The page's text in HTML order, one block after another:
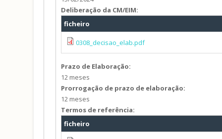
Deliberação da CM/EIM:
ficheiro
0308_decisao_elab.pdf
Prazo de Elaboração:
12 meses
Prorrogação de prazo de elaboração:
12 meses
Termos de referência:
ficheiro